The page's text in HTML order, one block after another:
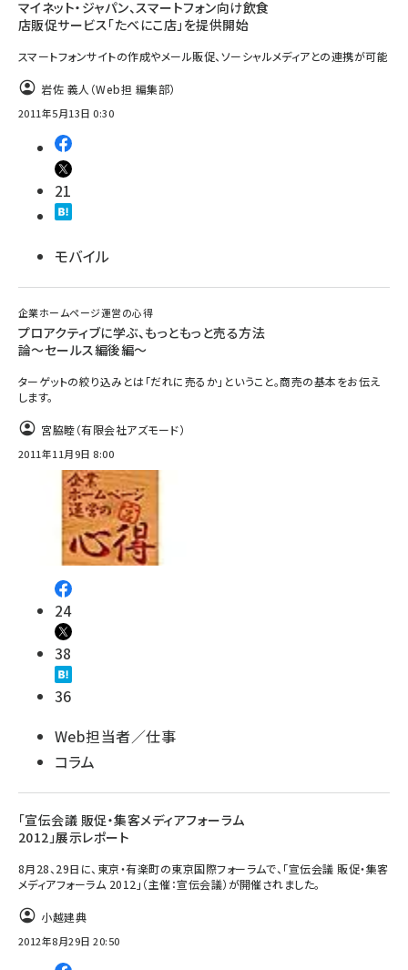
マイネット・ジャパン、スマートフォン向け飲食
店販促サービス「たべにこ店」を提供開始
スマートフォンサイトの作成やメール販促、ソーシャルメディアとの連携が可能
岩佐 義人（Web担 編集部）
2011年5月13日 0:30
21
モバイル
企業ホームページ運営の心得
プロアクティブに学ぶ、もっともっと売る方法
論～セールス編後編～
ターゲットの絞り込みとは「だれに売るか」ということ。商売の基本をお伝え
します。
宮脇睦（有限会社アズモード）
2011年11月9日 8:00
24
38
36
Web担当者／仕事
コラム
「宣伝会議 販促・集客メディアフォーラム
2012」展示レポート
8月28、29日に、東京・有楽町の東京国際フォーラムで、「宣伝会議 販促・集客
メディアフォーラム 2012」（主催：宣伝会議）が開催されました。
小越建典
2012年8月29日 20:50